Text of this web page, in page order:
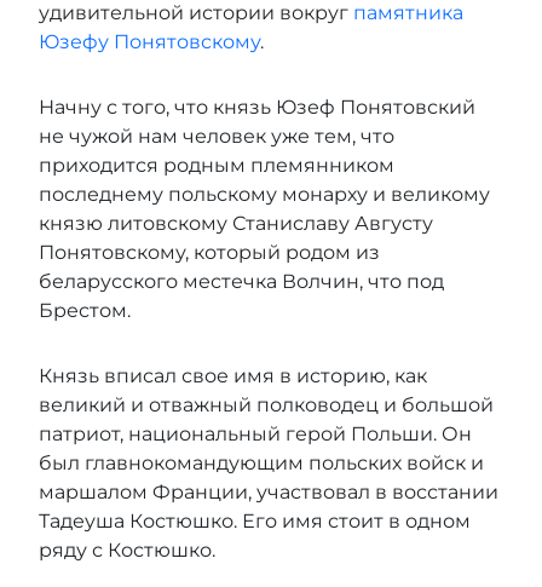
удивительной истории вокруг памятника
Юзефу Понятовскому.
Начну с того, что князь Юзеф Понятовский
не чужой нам человек уже тем, что
приходится родным племянником
последнему польскому монарху и великому
князю литовскому Станиславу Августу
Понятовскому, который родом из
беларусского местечка Волчин, что под
Брестом.
Князь вписал свое имя в историю, как
великий и отважный полководец и большой
патриот, национальный герой Польши. Он
был главнокомандующим польских войск и
маршалом Франции, участвовал в восстании
Тадеуша Костюшко. Его имя стоит в одном
ряду с Костюшко.